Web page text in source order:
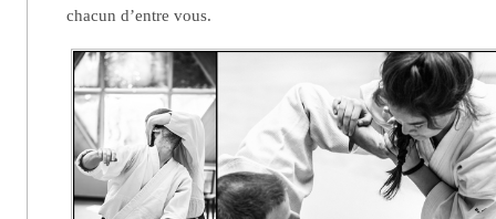
chacun d’entre vous.